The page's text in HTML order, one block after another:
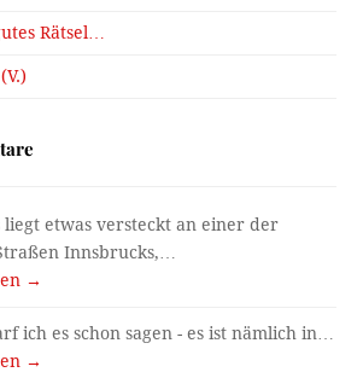
Rätsel…
liegt etwas versteckt an einer der
Innsbrucks,…
→
ich es schon sagen - es ist nämlich in…
→